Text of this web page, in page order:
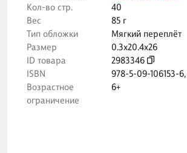
Кол-во стр.
40
Вес
85 г
Тип обложки
Мягкий переплёт
Размер
0.3x20.4x26
ID товара
2983346
ISBN
978-5-09-106153-6,
Возрастное
ограничение
6+